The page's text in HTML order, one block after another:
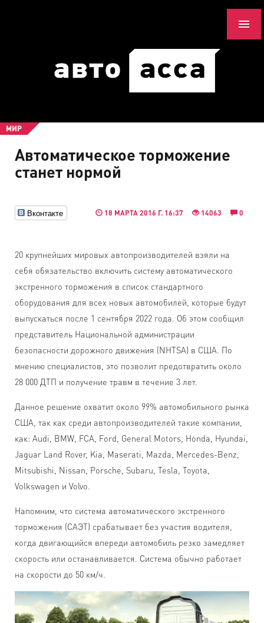
МИР
Автоматическое торможение
станет нормой
Вконтакте 18 МАРТА 2016 Г. 16:37 14063 0
20 крупнейших мировых автопроизводителей взяли на
себя обязательство включить систему автоматического
экстренного торможения в список стандартного
оборудования для всех новых автомобилей, которые будут
выпускаться после 1 сентября 2022 года. Об этом сообщил
представитель Национальной администрации
безопасности дорожного движения (NHTSA) в США. По
мнению специалистов, это позволит предотвратить около
28 000 ДТП и получение травм в течение 3 лет.
Данное решение охватит около 99% автомобильного рынка
США, так как среди автопроизводителей такие компании,
как: Audi, BMW, FCA, Ford, General Motors, Honda, Hyundai,
Jaguar Land Rover, Kia, Maserati, Mazda, Mercedes-Benz,
Mitsubishi, Nissan, Porsche, Subaru, Tesla, Toyota,
Volkswagen и Volvo.
Напомним, что система автоматического экстренного
торможения (САЭТ) срабатывает без участия водителя,
когда двигающийся впереди автомобиль резко замедляет
скорость или останавливается. Система обычно работает
на скорости до 50 км/ч.